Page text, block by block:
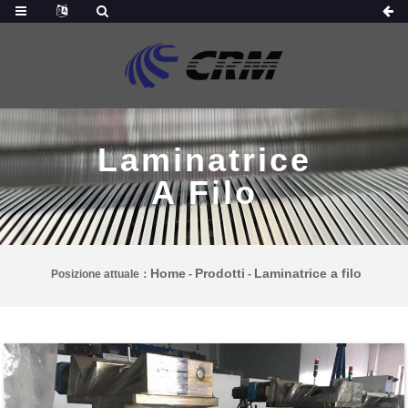
Laminatrice
A Filo
Posizione attuale： Home - Prodotti - Laminatrice a filo